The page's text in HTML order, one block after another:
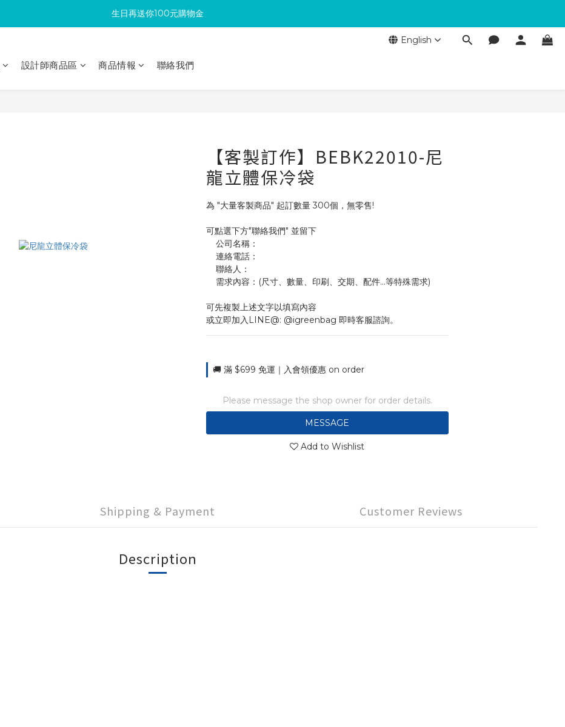
滿300回饋10%購物金
生日再送你100元購物金
滿300回饋10%購物金
English
設計師商品區 商品情報 聯絡我們
【客製訂作】BEBK22010-尼
龍立體保冷袋
為 "大量客製商品" 起訂數量 300個，無零售!
可點選下方"聯絡我們" 並留下
    公司名稱：
    連絡電話：
    聯絡人：
    需求內容：(尺寸、數量、印刷、交期、配件...等特殊需求)
可先複製上述文字以填寫內容
或立即加入LINE@: @igreenbag 即時客服諮詢。
🚚 滿 $699 免運｜入會領優惠 on order
Please message the shop owner for order details.
MESSAGE
Add to Wishlist
Shipping & Payment Customer Reviews
Description